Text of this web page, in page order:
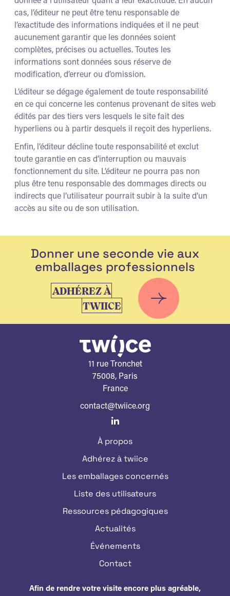
cas, l’éditeur ne peut être tenu responsable de
l’exactitude des informations indiquées et il ne peut
aucunement garantir que les données soient
complètes, précises ou actuelles. Toutes les
informations sont données sous réserve de
modification, d’erreur ou d’omission.
L’éditeur se dégage également de toute responsabilité
en ce qui concerne les contenus provenant de sites web
édités par des tiers vers lesquels le site fait des
hyperliens ou à partir desquels il reçoit des hyperliens.
Enfin, l’éditeur décline toute responsabilité et exclut
toute garantie en cas d’interruption ou mauvais
fonctionnement du site. L’éditeur ne pourra pas non
plus être tenu responsable des dommages directs ou
indirects que l’utilisateur pourrait subir à la suite d’un
accès au site ou de son utilisation.
Donner une seconde vie aux
emballages professionnels
ADHÉREZ À
TWIICE
11 rue Tronchet
75008, Paris
France
contact@twiice.org
À propos
Adhérez à twiice
Les emballages concernés
Liste des utilisateurs
Ressources pédagogiques
Actualités
Événements
Contact
MY TWIICE
Afin de rendre votre visite encore plus agréable,